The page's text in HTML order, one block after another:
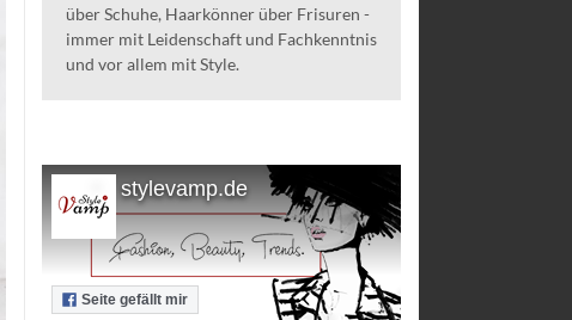
über Schuhe, Haarkönner über Frisuren -
immer mit Leidenschaft und Fachkenntnis
und vor allem mit Style.
stylevamp.de
Seite gefällt mir